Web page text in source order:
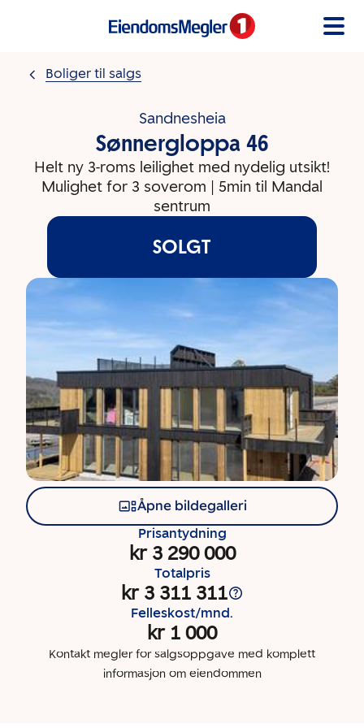
Boliger til salgs
Sandnesheia
Sønnergloppa 46
Helt ny 3-roms leilighet med nydelig utsikt!
Mulighet for 3 soverom | 5min til Mandal
sentrum
SOLGT
Åpne bildegalleri
Prisantydning
kr 3 290 000
Totalpris
kr 3 311 311
Felleskost/mnd.
kr 1 000
Kontakt megler for salgsoppgave med komplett
informasjon om eiendommen